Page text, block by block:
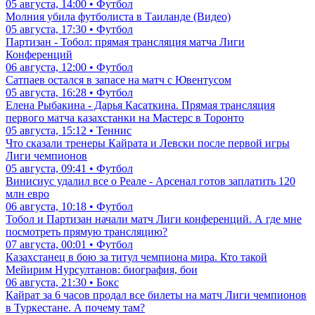
05 августа, 14:00 • Футбол
Молния убила футболиста в Таиланде (Видео)
05 августа, 17:30 • Футбол
Партизан - Тобол: прямая трансляция матча Лиги
Конференций
06 августа, 12:00 • Футбол
Сатпаев остался в запасе на матч с Ювентусом
05 августа, 16:28 • Футбол
Елена Рыбакина - Дарья Касаткина. Прямая трансляция
первого матча казахстанки на Мастерс в Торонто
05 августа, 15:12 • Теннис
Что сказали тренеры Кайрата и Левски после первой игры
Лиги чемпионов
05 августа, 09:41 • Футбол
Винисиус удалил все о Реале - Арсенал готов заплатить 120
млн евро
06 августа, 10:18 • Футбол
Тобол и Партизан начали матч Лиги конференций. А где мне
посмотреть прямую трансляцию?
07 августа, 00:01 • Футбол
Казахстанец в бою за титул чемпиона мира. Кто такой
Мейирим Нурсултанов: биография, бои
06 августа, 21:30 • Бокс
Кайрат за 6 часов продал все билеты на матч Лиги чемпионов
в Туркестане. А почему там?